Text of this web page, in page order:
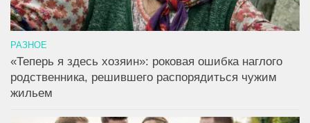
РАЗНОЕ
«Теперь я здесь хозяин»: роковая ошибка наглого
родственника, решившего распорядиться чужим
жильем